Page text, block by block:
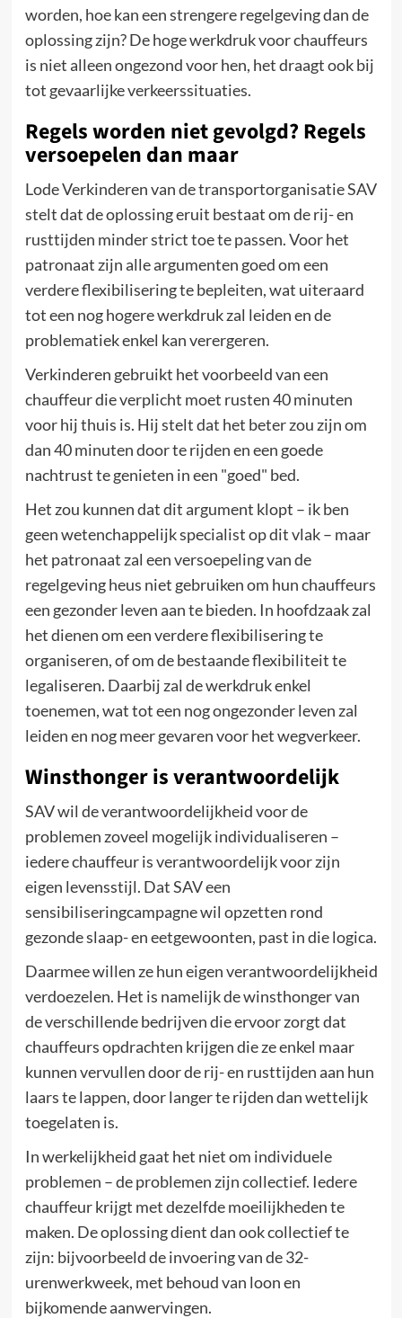
worden, hoe kan een strengere regelgeving dan de
oplossing zijn? De hoge werkdruk voor chauffeurs
is niet alleen ongezond voor hen, het draagt ook bij
tot gevaarlijke verkeerssituaties.
Regels worden niet gevolgd? Regels
versoepelen dan maar
Lode Verkinderen van de transportorganisatie SAV
stelt dat de oplossing eruit bestaat om de rij- en
rusttijden minder strict toe te passen. Voor het
patronaat zijn alle argumenten goed om een
verdere flexibilisering te bepleiten, wat uiteraard
tot een nog hogere werkdruk zal leiden en de
problematiek enkel kan verergeren.
Verkinderen gebruikt het voorbeeld van een
chauffeur die verplicht moet rusten 40 minuten
voor hij thuis is. Hij stelt dat het beter zou zijn om
dan 40 minuten door te rijden en een goede
nachtrust te genieten in een "goed" bed.
Het zou kunnen dat dit argument klopt – ik ben
geen wetenchappelijk specialist op dit vlak – maar
het patronaat zal een versoepeling van de
regelgeving heus niet gebruiken om hun chauffeurs
een gezonder leven aan te bieden. In hoofdzaak zal
het dienen om een verdere flexibilisering te
organiseren, of om de bestaande flexibiliteit te
legaliseren. Daarbij zal de werkdruk enkel
toenemen, wat tot een nog ongezonder leven zal
leiden en nog meer gevaren voor het wegverkeer.
Winsthonger is verantwoordelijk
SAV wil de verantwoordelijkheid voor de
problemen zoveel mogelijk individualiseren –
iedere chauffeur is verantwoordelijk voor zijn
eigen levensstijl. Dat SAV een
sensibiliseringcampagne wil opzetten rond
gezonde slaap- en eetgewoonten, past in die logica.
Daarmee willen ze hun eigen verantwoordelijkheid
verdoezelen. Het is namelijk de winsthonger van
de verschillende bedrijven die ervoor zorgt dat
chauffeurs opdrachten krijgen die ze enkel maar
kunnen vervullen door de rij- en rusttijden aan hun
laars te lappen, door langer te rijden dan wettelijk
toegelaten is.
In werkelijkheid gaat het niet om individuele
problemen – de problemen zijn collectief. Iedere
chauffeur krijgt met dezelfde moeilijkheden te
maken. De oplossing dient dan ook collectief te
zijn: bijvoorbeeld de invoering van de 32-
urenwerkweek, met behoud van loon en
bijkomende aanwervingen.